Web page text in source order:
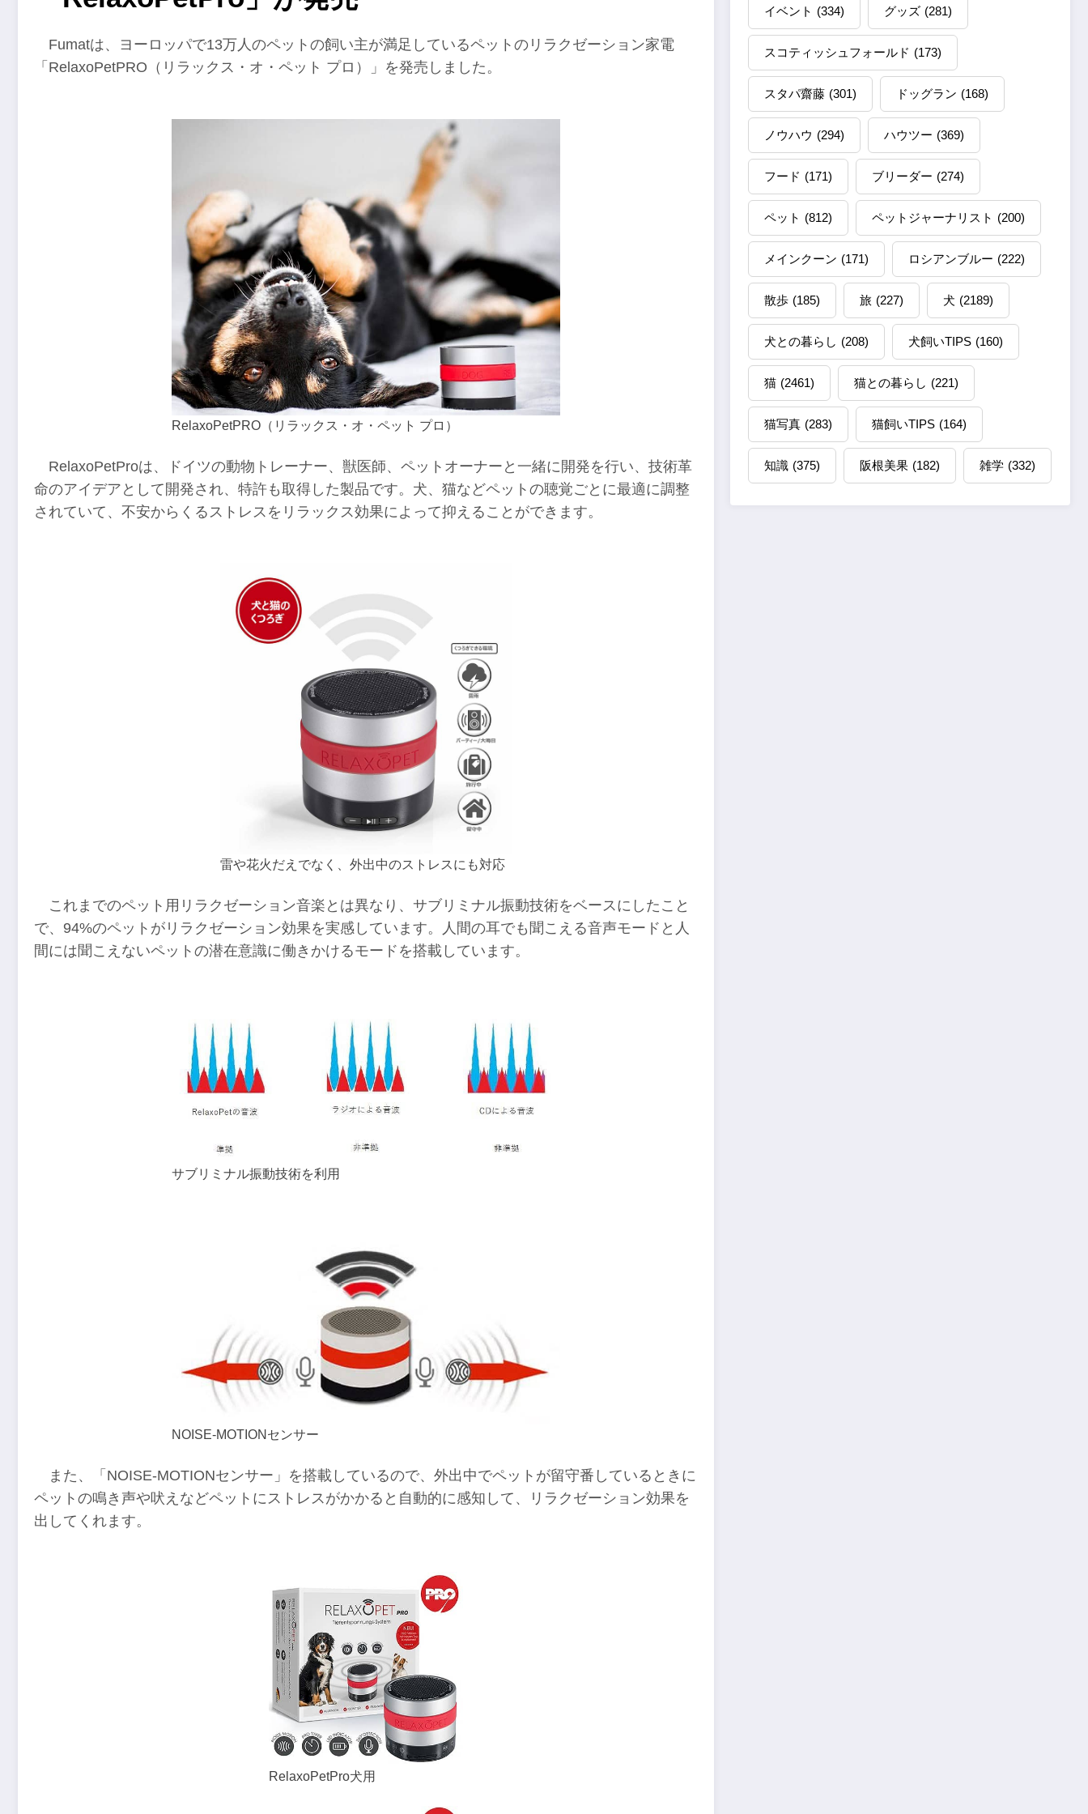
Fumatは、ヨーロッパで13万人のペットの飼い主が満足しているペットのリラクゼーション家電
「RelaxoPetPRO（リラックス・オ・ペット プロ）」を発売しました。
RelaxoPetPRO（リラックス・オ・ペット プロ）
RelaxoPetProは、ドイツの動物トレーナー、獣医師、ペットオーナーと一緒に開発を行い、技術革
命のアイデアとして開発され、特許も取得した製品です。犬、猫などペットの聴覚ごとに最適に調整
されていて、不安からくるストレスをリラックス効果によって抑えることができます。
雷や花火だえでなく、外出中のストレスにも対応
これまでのペット用リラクゼーション音楽とは異なり、サブリミナル振動技術をベースにしたこと
で、94%のペットがリラクゼーション効果を実感しています。人間の耳でも聞こえる音声モードと人
間には聞こえないペットの潜在意識に働きかけるモードを搭載しています。
サブリミナル振動技術を利用
NOISE-MOTIONセンサー
また、「NOISE-MOTIONセンサー」を搭載しているので、外出中でペットが留守番しているときに
ペットの鳴き声や吠えなどペットにストレスがかかると自動的に感知して、リラクゼーション効果を
出してくれます。
RelaxoPetPro犬用
イベント (334) グッズ (281)
スコティッシュフォールド (173)
スタパ齋藤 (301) ドッグラン (168)
ノウハウ (294) ハウツー (369)
フード (171) ブリーダー (274)
ペット (812) ペットジャーナリスト (200)
メインクーン (171) ロシアンブルー (222)
散歩 (185) 旅 (227) 犬 (2189)
犬との暮らし (208) 犬飼いTIPS (160)
猫 (2461) 猫との暮らし (221)
猫写真 (283) 猫飼いTIPS (164)
知識 (375) 阪根美果 (182) 雑学 (332)